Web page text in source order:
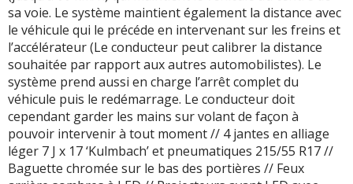
sa voie. Le système maintient également la distance avec
le véhicule qui le précéde en intervenant sur les freins et
l’accélérateur (Le conducteur peut calibrer la distance
souhaitée par rapport aux autres automobilistes). Le
système prend aussi en charge l’arrêt complet du
véhicule puis le redémarrage. Le conducteur doit
cependant garder les mains sur volant de façon à
pouvoir intervenir à tout moment // 4 jantes en alliage
léger 7 J x 17 ‘Kulmbach’ et pneumatiques 215/55 R17 //
Baguette chromée sur le bas des portières // Feux